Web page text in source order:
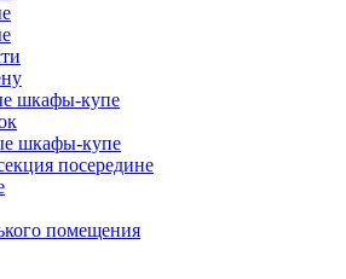
шкафы-купе
шкафы-купе
посередине
помещения